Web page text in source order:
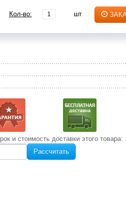
Кол-во: шт
и стоимость‌ доставки этого товара:
Рассчитать